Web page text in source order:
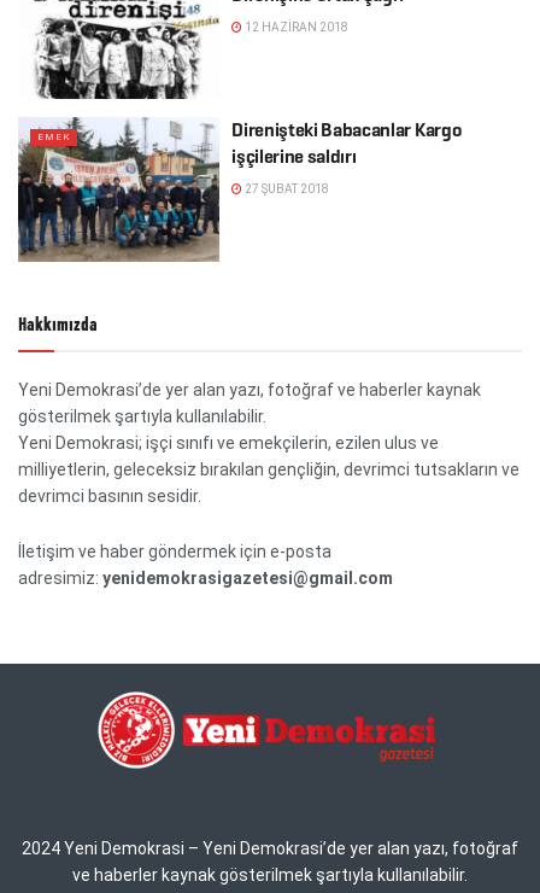
12 HAZIRAN 2018
EMEK
Direnişteki Babacanlar Kargo
işçilerine saldırı
27 ŞUBAT 2018
Hakkımızda
Yeni Demokrasi’de yer alan yazı, fotoğraf ve haberler kaynak
gösterilmek şartıyla kullanılabilir.
Yeni Demokrasi; işçi sınıfı ve emekçilerin, ezilen ulus ve
milliyetlerin, geleceksiz bırakılan gençliğin, devrimci tutsakların ve
devrimci basının sesidir.
İletişim ve haber göndermek için e-posta
adresimiz: yenidemokrasigazetesi@gmail.com
2024 Yeni Demokrasi – Yeni Demokrasi’de yer alan yazı, fotoğraf
ve haberler kaynak gösterilmek şartıyla kullanılabilir.